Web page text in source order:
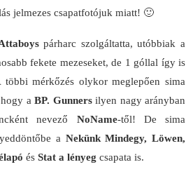
jelmezes csapatfotójuk miatt! 🙂
párharc szolgáltatta, utóbbiak a
fekete mezeseket, de 1 góllal így is
többi mérkőzés olykor meglepően sima
hogy aBP. Gunnersilyen nagy arányban
nevező NoName-től! De sima
a Nekünk Mindegy, Löwen,
és Stat a lényeg csapata is.